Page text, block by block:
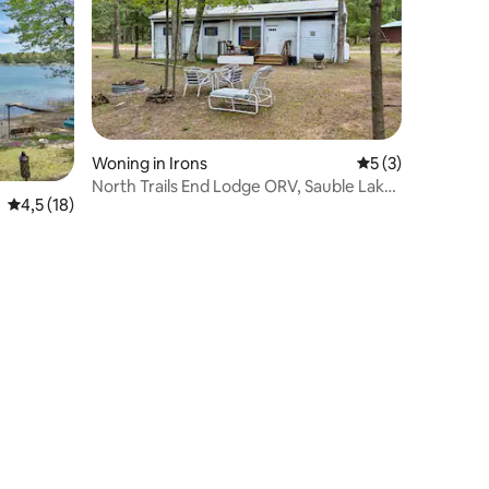
Gemiddelde beoordeling van 4,5 op 5, 18 recensies
4,5 (18)
Woning in Irons Gemiddelde
5 (3)
North Trails End Lodge ORV, Sauble Lakes